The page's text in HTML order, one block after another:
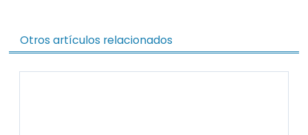
Otros artículos relacionados